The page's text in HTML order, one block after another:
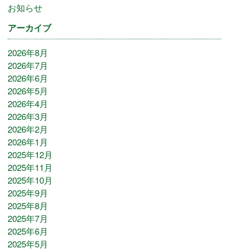
お知らせ
アーカイブ
2026年8月
2026年7月
2026年6月
2026年5月
2026年4月
2026年3月
2026年2月
2026年1月
2025年12月
2025年11月
2025年10月
2025年9月
2025年8月
2025年7月
2025年6月
2025年5月